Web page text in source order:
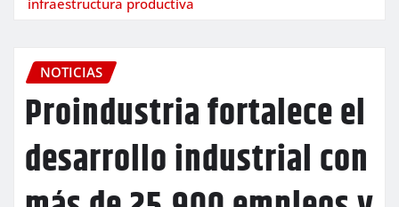
NOTICIAS
Proindustria fortalece el
desarrollo industrial con